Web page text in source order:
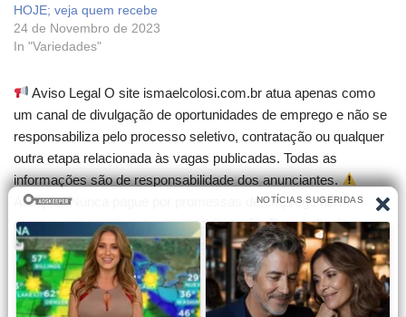
HOJE; veja quem recebe
24 de Novembro de 2023
In "Variedades"
Aviso Legal O site ismaelcolosi.com.br atua apenas como
um canal de divulgação de oportunidades de emprego e não se
responsabiliza pelo processo seletivo, contratação ou qualquer
outra etapa relacionada às vagas publicadas. Todas as
informações são de responsabilidade dos anunciantes.
Atenção! Nunca pague por promessas de emprego nem
compre cursos que garantam contratação. Desconfie de
qualquer cobrança para participar de seleções.